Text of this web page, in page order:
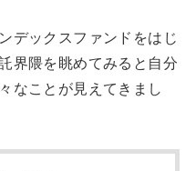
デックスファンドをはじ
界隈を眺めてみると自分
なことが見えてきまし